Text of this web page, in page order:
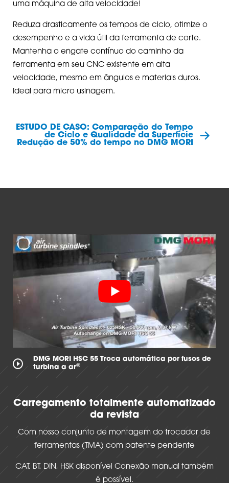
uma máquina de alta velocidade!
Reduza drasticamente os tempos de ciclo, otimize o
desempenho e a vida útil da ferramenta de corte.
Mantenha o engate contínuo do caminho da
ferramenta em seu CNC existente em alta
velocidade, mesmo em ângulos e materiais duros.
Ideal para micro usinagem.
ESTUDO DE CASO: Comparação do Tempo
de Ciclo e Qualidade da Superfície
Redução de 50% do tempo no DMG MORI
DMG MORI HSC 55 Troca automática por fusos de
turbina a ar®
Carregamento totalmente automatizado
da revista
Com nosso conjunto de montagem do trocador de
ferramentas (TMA) com patente pendente
CAT, BT, DIN, HSK disponível Conexão manual também
é possível.